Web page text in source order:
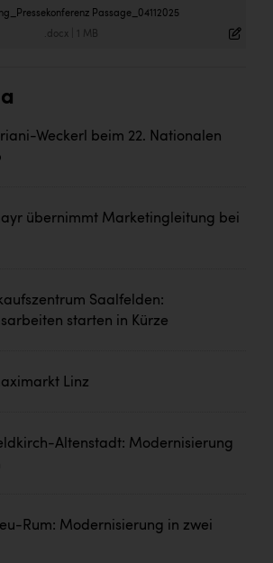
Passage_04112025
.docx 1 MB
Weckerl beim 22. Nationalen
übernimmt Marketingleitung bei
Saalfelden:
starten in Kürze
Linz
Altenstadt: Modernisierung
Rum: Modernisierung in zwei